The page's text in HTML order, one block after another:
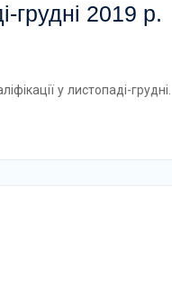
грудні 2019 р.
у листопаді-грудні.